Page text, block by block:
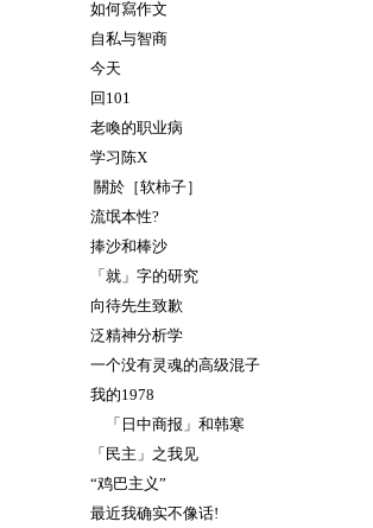
如何寫作文
自私与智商
今天
回101
老喚的职业病
学习陈X
關於［软柿子］
流氓本性?
捧沙和棒沙
「就」字的研究
向待先生致歉
泛精神分析学
一个没有灵魂的高级混子
我的1978
「日中商报」和韩寒
「民主」之我见
“鸡巴主义”
最近我确实不像话!